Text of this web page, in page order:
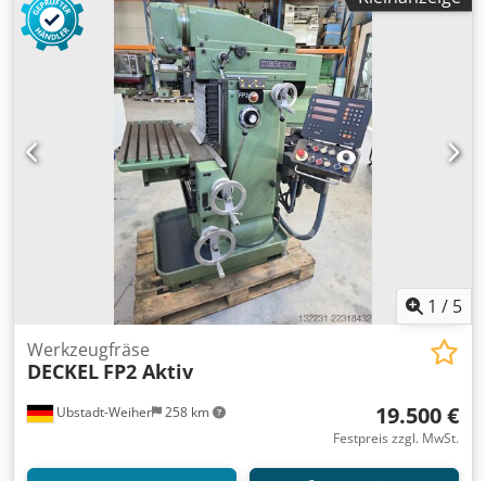
verriegelter Fräserschutz, SK 40 Spindelaufnahme ,
Zubehör : div. Spannzangen und Fräserdorne. Guter
betriebsbereiter Zustand .Nach Absprache unter Strom
vorführbar. Credpfxezac Sbs Apmsf
1 / 5
Ubstadt-Weiher 258 km
Werkzeugfräse
DECKEL FP2 Aktiv
19.500 €
Festpreis zzgl. MwSt.